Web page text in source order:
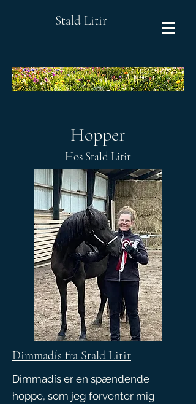
Stald Litir
Hopper
Hos Stald Litir
Dimmadís fra Stald Litir
Dimmadís er en spændende
hoppe, som jeg forventer mig